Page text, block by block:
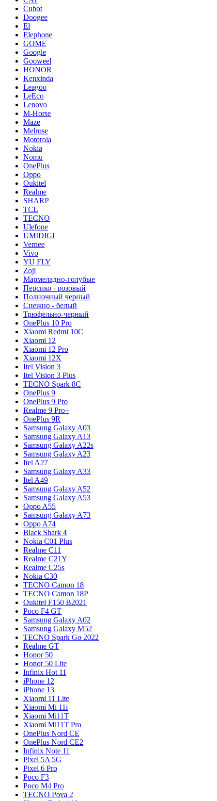
Cubot
Doogee
El
Elephone
GOME
Google
Gooweel
HONOR
Kenxinda
Leagoo
LeEco
Lenovo
M-Horse
Maze
Melrose
Motorola
Nokia
Nomu
OnePlus
Oppo
Oukitel
Realme
SHARP
TCL
TECNO
Ulefone
UMIDIGI
Vernee
Vivo
YU FLY
Zoji
Мармеладно-голубые
Персико - розовый
Полночный черный
Снежно - белый
Трюфельно-черный
OnePlus 10 Pro
Xiaomi Redmi 10C
Xiaomi 12
Xiaomi 12 Pro
Xiaomi 12X
Itel Vision 3
Itel Vision 3 Plus
TECNO Spark 8C
OnePlus 9
OnePlus 9 Pro
Realme 9 Pro+
OnePlus 9R
Samsung Galaxy A03
Samsung Galaxy A13
Samsung Galaxy A22s
Samsung Galaxy A23
Itel A27
Samsung Galaxy A33
Itel A49
Samsung Galaxy A52
Samsung Galaxy A53
Oppo A55
Samsung Galaxy A73
Oppo A74
Black Shark 4
Nokia C01 Plus
Realme C11
Realme C21Y
Realme C25s
Nokia C30
TECNO Camon 18
TECNO Camon 18P
Oukitel F150 B2021
Poco F4 GT
Samsung Galaxy A02
Samsung Galaxy M52
TECNO Spark Go 2022
Realme GT
Honor 50
Honor 50 Lite
Infinix Hot 11
iPhone 12
iPhone 13
Xiaomi 11 Lite
Xiaomi Mi 11i
Xiaomi Mi11T
Xiaomi Mi11T Pro
OnePlus Nord CE
OnePlus Nord CE2
Infinix Note 11
Pixel 5A 5G
Pixel 6 Pro
Poco F3
Poco M4 Pro
TECNO Pova 2